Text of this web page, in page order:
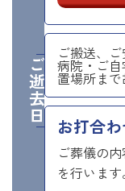
ご逝去日 ご搬送、
病院・ご
置場所まで
お打合
ご葬儀の
を行います